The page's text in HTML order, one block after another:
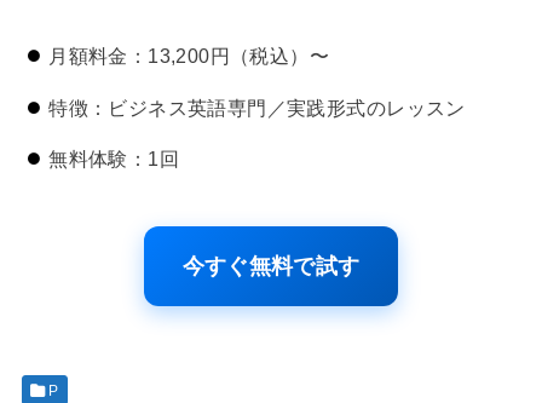
月額料金：13,200円（税込）〜
特徴：ビジネス英語専門／実践形式のレッスン
無料体験：1回
今すぐ無料で試す
P